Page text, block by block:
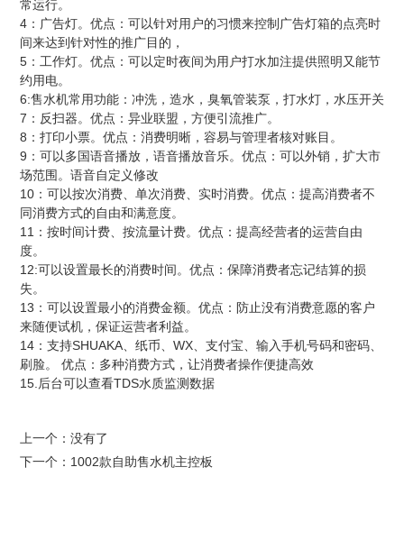
常运行。
4：广告灯。优点：可以针对用户的习惯来控制广告灯箱的点亮时
间来达到针对性的推广目的，
5：工作灯。优点：可以定时夜间为用户打水加注提供照明又能节
约用电。
6:售水机常用功能：冲洗，造水，臭氧管装泵，打水灯，水压开关
7 ：反扫器。优点：异业联盟，方便引流推广。
8 ：打印小票。优点：消费明晰，容易与管理者核对账目。
9 ：可以多国语音播放，语音播放音乐。优点：可以外销，扩大市
场范围。语音自定义修改
10：可以按次消费、单次消费、实时消费。优点：提高消费者不
同消费方式的自由和满意度。
11 ：按时间计费、按流量计费。优点：提高经营者的运营自由
度。
12:可以设置最长的消费时间。优点：保障消费者忘记结算的损
失。
13 ：可以设置最小的消费金额。优点：防止没有消费意愿的客户
来随便试机，保证运营者利益。
14：支持SHUAKA、纸币、 WX、支付宝、输入手机号码和密码、
刷脸。
优点：多种消费方式，让消费者操作便捷高效
15.后台可以查看TDS水质监测数据
上一个：没有了
下一个： 1002款自助售水机主控板